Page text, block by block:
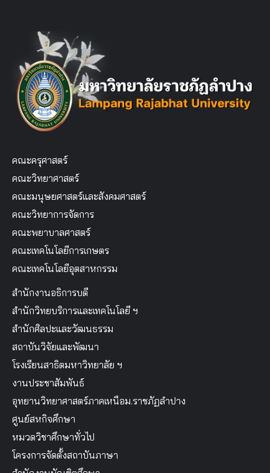
คณะครุศาสตร์
คณะวิทยาศาสตร์
คณะมนุษยศาสตร์และสังคมศาสตร์
คณะวิทยาการจัดการ
คณะพยาบาลศาสตร์
คณะเทคโนโลยีการเกษตร
คณะเทคโนโลยีอุตสาหกรรม
สำนักงานอธิการบดี
สำนักวิทยบริการและเทคโนโลยี ฯ
สำนักศิลปะและวัฒนธรรม
สถาบันวิจัยและพัฒนา
โรงเรียนสาธิตมหาวิทยาลัย ฯ
งานประชาสัมพันธ์
อุทยานวิทยาศาสตร์ภาคเหนือม.ราชภัฏลำปาง
ศูนย์สหกิจศึกษา
หมวดวิชาศึกษาทั่วไป
โครงการจัดตั้งสถาบันภาษา